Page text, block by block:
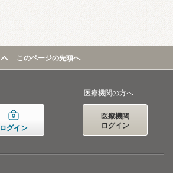
このページの先頭へ
ログイン
医療機関の方へ
医療機関
ログイン